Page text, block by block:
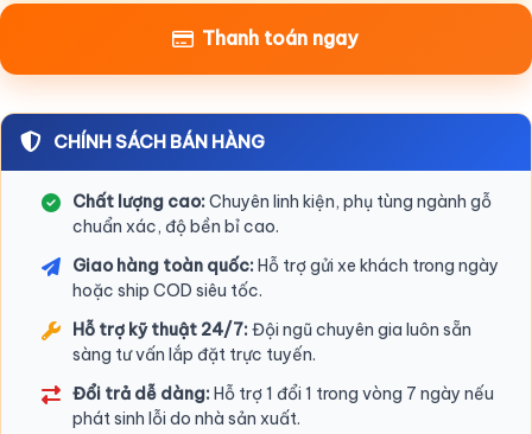
Thanh toán ngay
CHÍNH SÁCH BÁN HÀNG
Chất lượng cao:Chuyên linh kiện, phụ tùng ngành gỗ
chuẩn xác, độ bền bỉ cao.
Giao hàng toàn quốc:Hỗ trợ gửi xe khách trong ngày
hoặc ship COD siêu tốc.
Hỗ trợ kỹ thuật 24/7:Đội ngũ chuyên gia luôn sẵn
sàng tư vấn lắp đặt trực tuyến.
Đổi trả dễ dàng:Hỗ trợ 1 đổi 1 trong vòng 7 ngày nếu
phát sinh lỗi do nhà sản xuất.